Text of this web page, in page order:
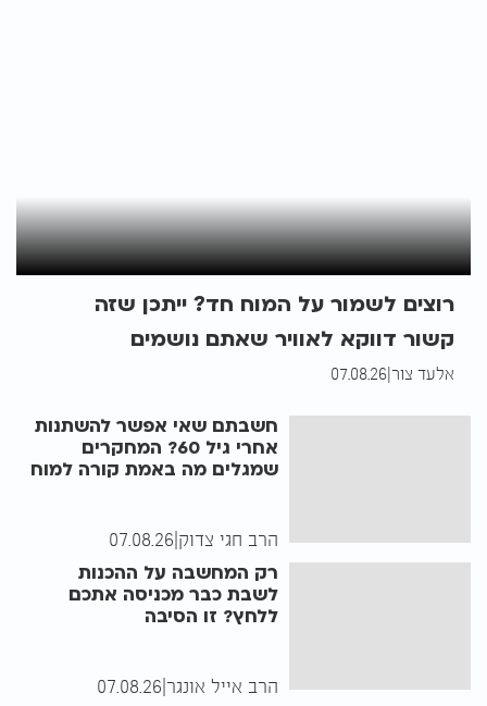
רוצים לשמור על המוח חד? ייתכן שזה
קשור דווקא לאוויר שאתם נושמים
אלעד צור 07.08.26
חשבתם שאי אפשר להשתנות
אחרי גיל 60? המחקרים
שמגלים מה באמת קורה למוח
הרב חגי צדוק 07.08.26
רק המחשבה על ההכנות
לשבת כבר מכניסה אתכם
ללחץ? זו הסיבה
הרב אייל אונגר 07.08.26